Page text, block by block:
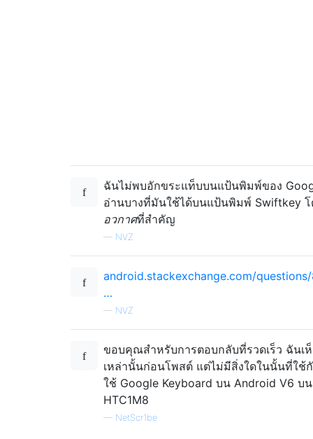
ฉันไม่พบอักขระแท็บบนแป้นพิมพ์ของ
อ่านบางที่มันใช้ได้บนแป้นพิมพ์ Swiftkey
อวกาศที่สำคัญ
— NVZ
android.stackexchange.com/
…
— NVZ
ขอบคุณสำหรับการตอบกลับที่รวดเร็ว ฉันเ
เหล่านั้นก่อนโพสต์ แต่ไม่มีสิ่งใดในนั้นที่ใช้
ใช้ Google Keyboard บน Android V6 บน
HTC1M8
— NetScr1be